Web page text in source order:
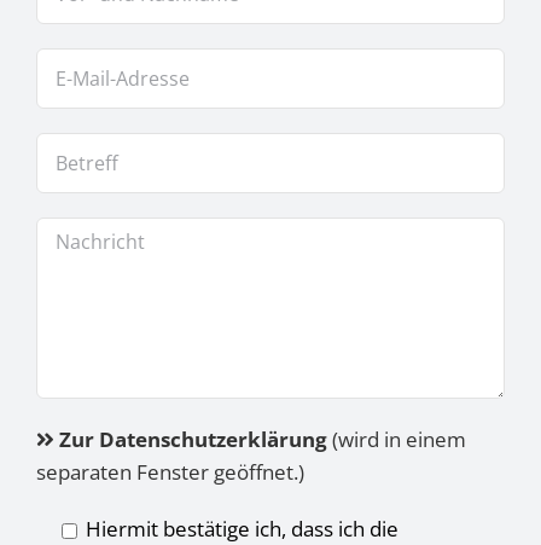
Zur Datenschutzerklärung(wird in einem
separaten Fenster geöffnet.)
Hiermit bestätige ich, dass ich die